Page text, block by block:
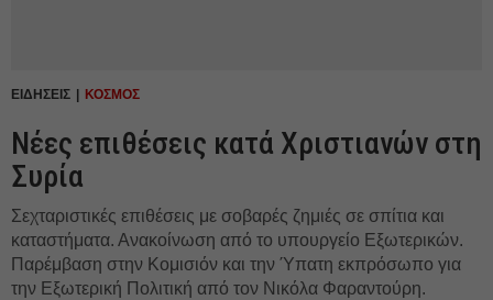
ΕΙΔΗΣΕΙΣ ΚΟΣΜΟΣ
Νέες επιθέσεις κατά Χριστιανών στη
Συρία
Σεχταριστικές επιθέσεις με σοβαρές ζημιές σε σπίτια και
καταστήματα. Ανακοίνωση από το υπουργείο Εξωτερικών.
Παρέμβαση στην Κομισιόν και την Ύπατη εκπρόσωπο για
την Εξωτερική Πολιτική από τον Νικόλα Φαραντούρη.